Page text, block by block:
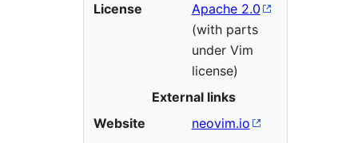
License
Apache 2.0
(with parts
under Vim
license)
External links
Website
neovim.io